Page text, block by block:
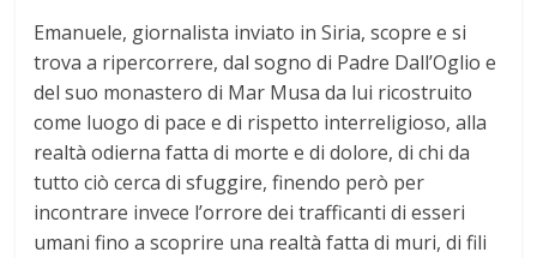
Emanuele, giornalista inviato in Siria, scopre e si
trova a ripercorrere, dal sogno di Padre Dall’Oglio e
del suo monastero di Mar Musa da lui ricostruito
come luogo di pace e di rispetto interreligioso, alla
realtà odierna fatta di morte e di dolore, di chi da
tutto ciò cerca di sfuggire, finendo però per
incontrare invece l’orrore dei trafficanti di esseri
umani fino a scoprire una realtà fatta di muri, di fili